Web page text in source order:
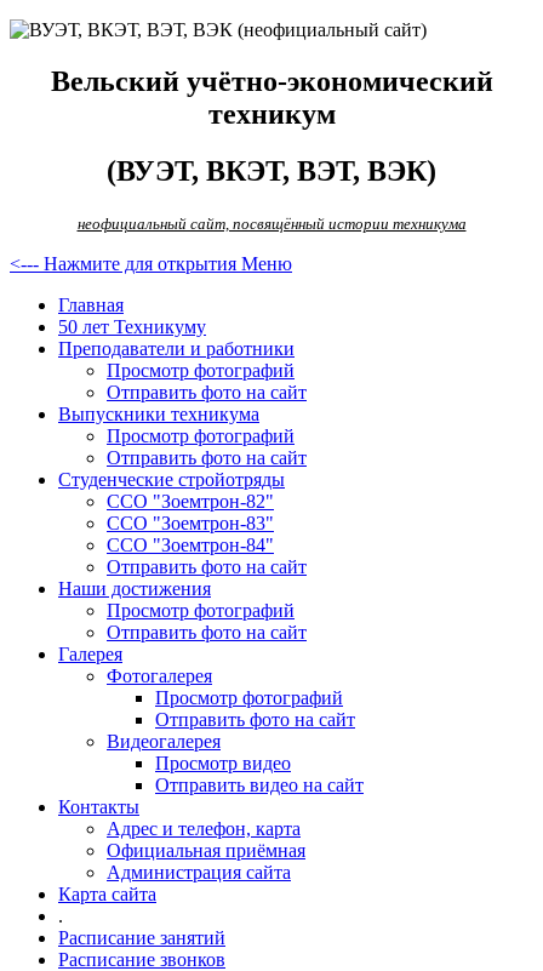
Вельский учётно-экономический
техникум
(ВУЭТ, ВКЭТ, ВЭТ, ВЭК)
неофициальный сайт, посвящённый истории техникума
<--- Нажмите для открытия Меню
Главная
50 лет Техникуму
Преподаватели и работники
Просмотр фотографий
Отправить фото на сайт
Выпускники техникума
Просмотр фотографий
Отправить фото на сайт
Студенческие стройотряды
ССО "Зоемтрон-82"
ССО "Зоемтрон-83"
ССО "Зоемтрон-84"
Отправить фото на сайт
Наши достижения
Просмотр фотографий
Отправить фото на сайт
Галерея
Фотогалерея
Просмотр фотографий
Отправить фото на сайт
Видеогалерея
Просмотр видео
Отправить видео на сайт
Контакты
Адрес и телефон, карта
Официальная приёмная
Администрация сайта
Карта сайта
.
Расписание занятий
Расписание звонков